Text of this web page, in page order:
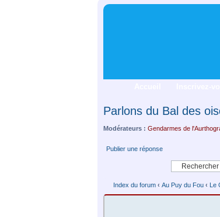
Parlons du Bal des
Modérateurs : Gendarmes de
Publier une réponse
Index du forum ‹ Au Puy du Fou ‹